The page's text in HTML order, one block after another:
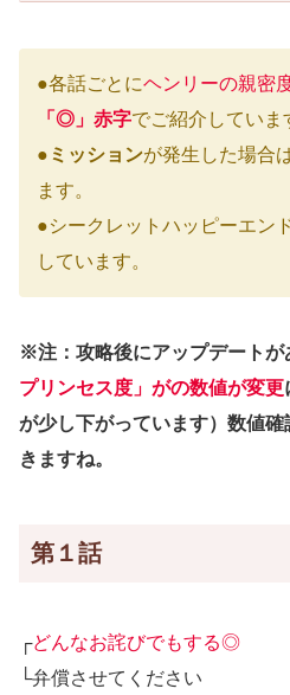
●各話ごとにヘンリーの親密
「◎」赤字でご紹介していま
● ミッションが発生した場合
ます。
●シークレットハッピーエン
しています。
※注：攻略後にアップデートが
プリンセス度」がの数値が変更
が少し下がっています）数値
きますね。
第１話
┌どんなお詫びでもする◎
└弁償させてください